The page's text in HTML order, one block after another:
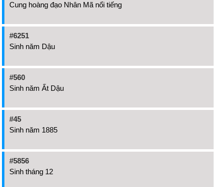
Cung hoàng đạo Nhân Mã nổi tiếng
#6251
Sinh năm Dậu
#560
Sinh năm Ất Dậu
#45
Sinh năm 1885
#5856
Sinh tháng 12